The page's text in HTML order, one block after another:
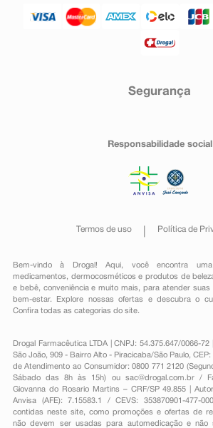
Segurança
Responsabilidade social
Termos de uso Política de
Bem-vindo à Drogal! Aqui, você encontra
medicamentos , dermocosméticos e produtos de
e bebê, conveniênciae muito mais, para atender suas
bem-estar. Explore nossas ofertas e descubra o
Confira todas as categorias do site.
Drogal Farmacêutica LTDA | CNPJ: 54.375.647/0066-72
São João, 909 - Bairro Alto - Piracicaba/São Paulo,
de Atendimento ao Consumidor: 0800 771 2120
Sábado das 8h às 15h) ou sac@drogal.com.br/
Giovanna do Rosario Martins – CRF/SP 49.855 |
Anvisa (AFE): 7.15583.1 / CEVS: 353870901-477-
contidas neste site, como promoções e ofertas de
não devem ser usadas para automedicação e não